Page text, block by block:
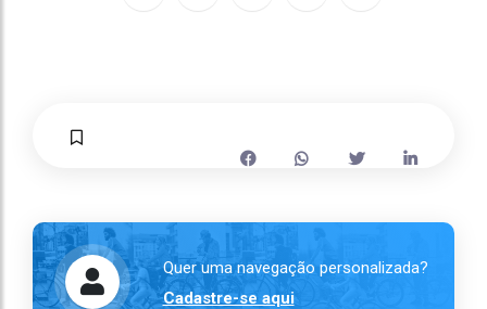
Quer uma navegação personalizada?
Cadastre-se aqui